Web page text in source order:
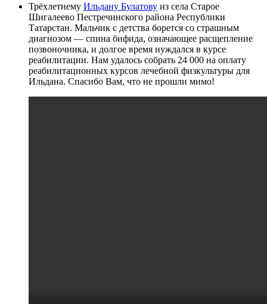
Трёхлетнему Ильдану Булатову из села Старое
Шигалеево Пестречинского района Республики
Татарстан. Мальчик с детства борется со страшным
диагнозом — спина бифида, означающее расщепление
позвоночника, и долгое время нуждался в курсе
реабилитации. Нам удалось собрать 24 000 на оплату
реабилитационных курсов лечебной физкультуры для
Ильдана. Спасибо Вам, что не прошли мимо!